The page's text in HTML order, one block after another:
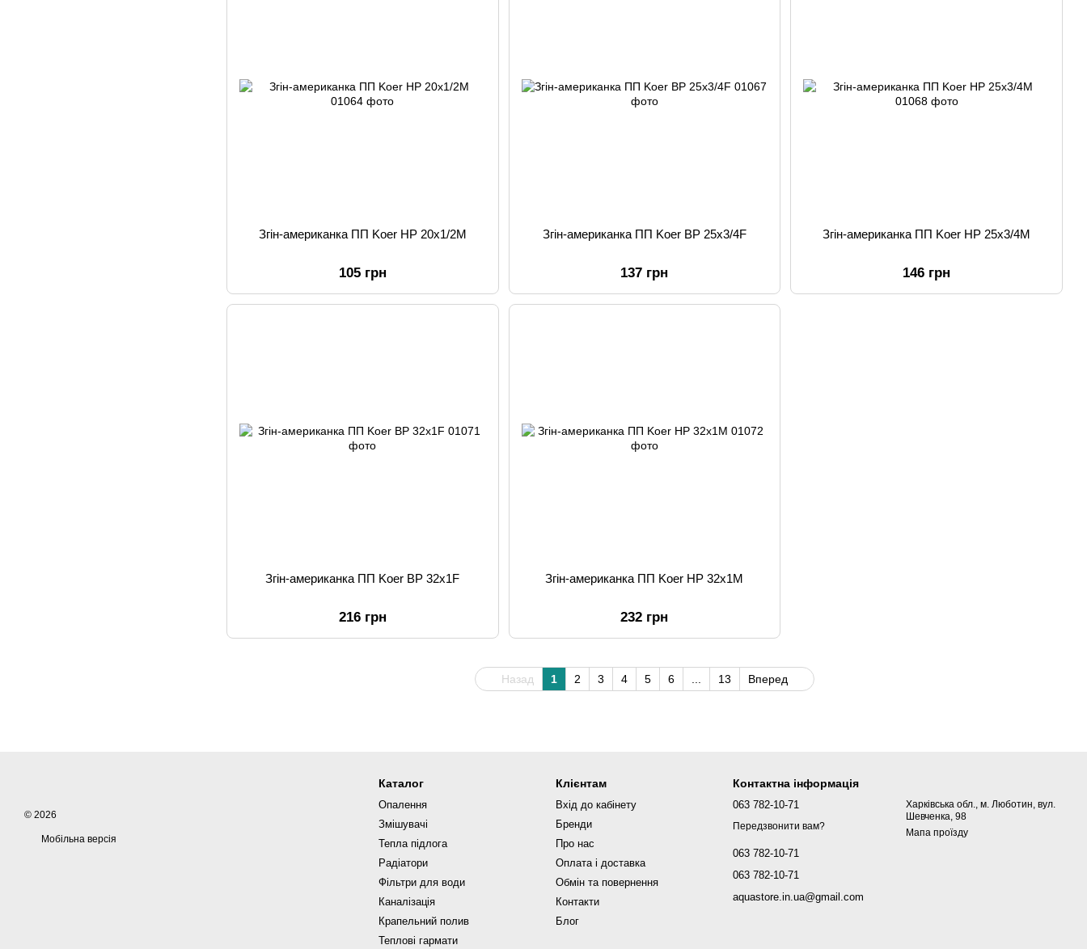
Згін-американка ПП Koer НР 20x1/2M
105 грн
Згін-американка ПП Koer ВР 25x3/4F
137 грн
Згін-американка ПП Koer НР 25x3/4M
146 грн
Згін-американка ПП Koer ВР 32x1F
216 грн
Згін-американка ПП Koer НР 32x1M
232 грн
Назад 1 2 3 4 5 6 13 Вперед
© 2026
Мобільна версія
Каталог
Опалення
Змішувачі
Тепла підлога
Радіатори
Фільтри для води
Каналізація
Крапельний полив
Теплові гармати
Клієнтам
Вхід до кабінету
Бренди
Про нас
Оплата і доставка
Обмін та повернення
Контакти
Блог
Контактна інформація
063 782-10-71
Передзвонити вам?
063 782-10-71
063 782-10-71
aquastore.in.ua@gmail.com
Харківська обл., м. Люботин, вул.
Шевченка, 98
Мапа проїзду